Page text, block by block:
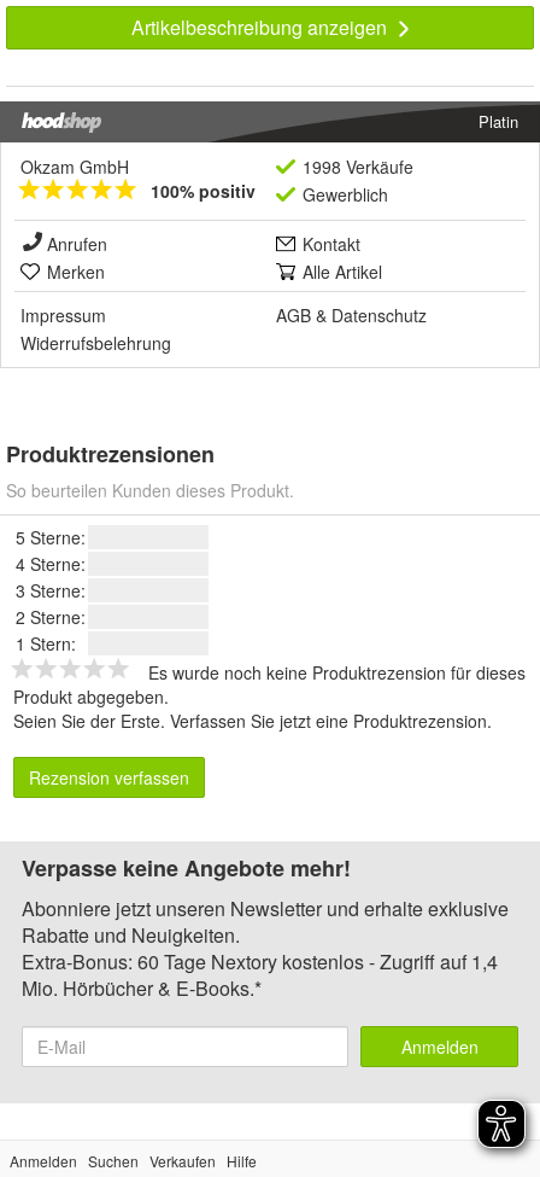
Artikelbeschreibung anzeigen
Platin
Okzam GmbH
100% positiv
1998 Verkäufe
Gewerblich
Anrufen
Kontakt
Merken
Alle Artikel
Impressum
AGB & Datenschutz
Widerrufsbelehrung
Produktrezensionen
So beurteilen Kunden dieses Produkt.
5 Sterne:
4 Sterne:
3 Sterne:
2 Sterne:
1 Stern:
Es wurde noch keine Produktrezension für dieses
Produkt abgegeben.
Seien Sie der Erste. Verfassen Sie jetzt eine Produktrezension.
Rezension verfassen
Verpasse keine Angebote mehr!
Abonniere jetzt unseren Newsletter und erhalte exklusive
Rabatte und Neuigkeiten.
Extra-Bonus: 60 Tage Nextory kostenlos - Zugriff auf 1,4
Mio. Hörbücher & E-Books.*
Anmelden
Anmelden Suchen Verkaufen
Hilfe